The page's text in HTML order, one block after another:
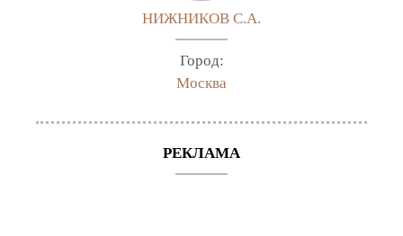
НИЖНИКОВ С.А.
Город:
Москва
РЕКЛАМА